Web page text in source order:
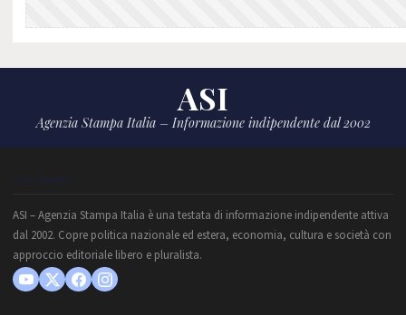
ASI
Agenzia Stampa Italia – Informazione indipendente dal 2002
CHI SIAMO
ASI – Agenzia Stampa Italia è una testata di informazione indipendente attiva
dal 2002. Copre politica nazionale ed estera, economia, cultura e società con
approccio editoriale libero e pluralista.